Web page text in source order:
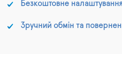
Безкоштовне налаштування
Зручний обмін та